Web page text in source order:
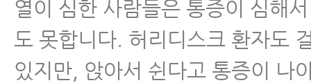
요? 협착증 증상이 아닐 수 있습니
- 허리협착증에 좋은 운동, 공 스
열이 심한 사람들은 통증이 심해
도 못합니다. 허리디스크 환자도
있지만, 앉아서 쉰다고 통증이 나